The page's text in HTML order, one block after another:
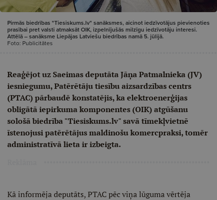
Pirmās biedrības "Tiesiskums.lv" sanāksmes, aicinot iedzīvotājus pievienoties
prasībai pret valsti atmaksāt OIK, izpelnījušās milzīgu iedzīvotāju interesi.
Attēlā – sanāksme Liepājas Latviešu biedrības namā 5. jūlijā.
Foto: Publicitātes
Reaģējot uz Saeimas deputāta Jāņa Patmalnieka (JV)
iesniegumu, Patērētāju tiesību aizsardzības centrs
(PTAC) pārbaudē konstatējis, ka elektroenerģijas
obligātā iepirkuma komponentes (OIK) atgūšanu
sološā biedrība "Tiesiskums.lv" savā tīmekļvietnē
īstenojusi patērētājus maldinošu komercpraksi, tomēr
administratīvā lieta ir izbeigta.
Kā informēja deputāts, PTAC pēc viņa lūguma vērtēja